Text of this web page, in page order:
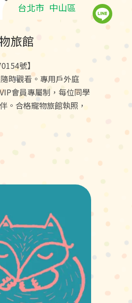
台北市 中山區
旅館
號】
時觀看。專用戶外庭
會員專屬制，每位同學
。合格寵物旅館執照，